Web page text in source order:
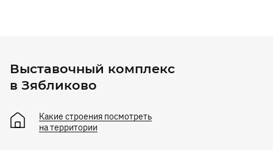
Выставочный комплекс
в Зябликово
Какие строения посмотреть
на территории